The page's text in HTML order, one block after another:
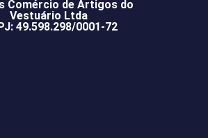
Comércio de Artigos do
Vestuário Ltda
49.598.298/0001-72